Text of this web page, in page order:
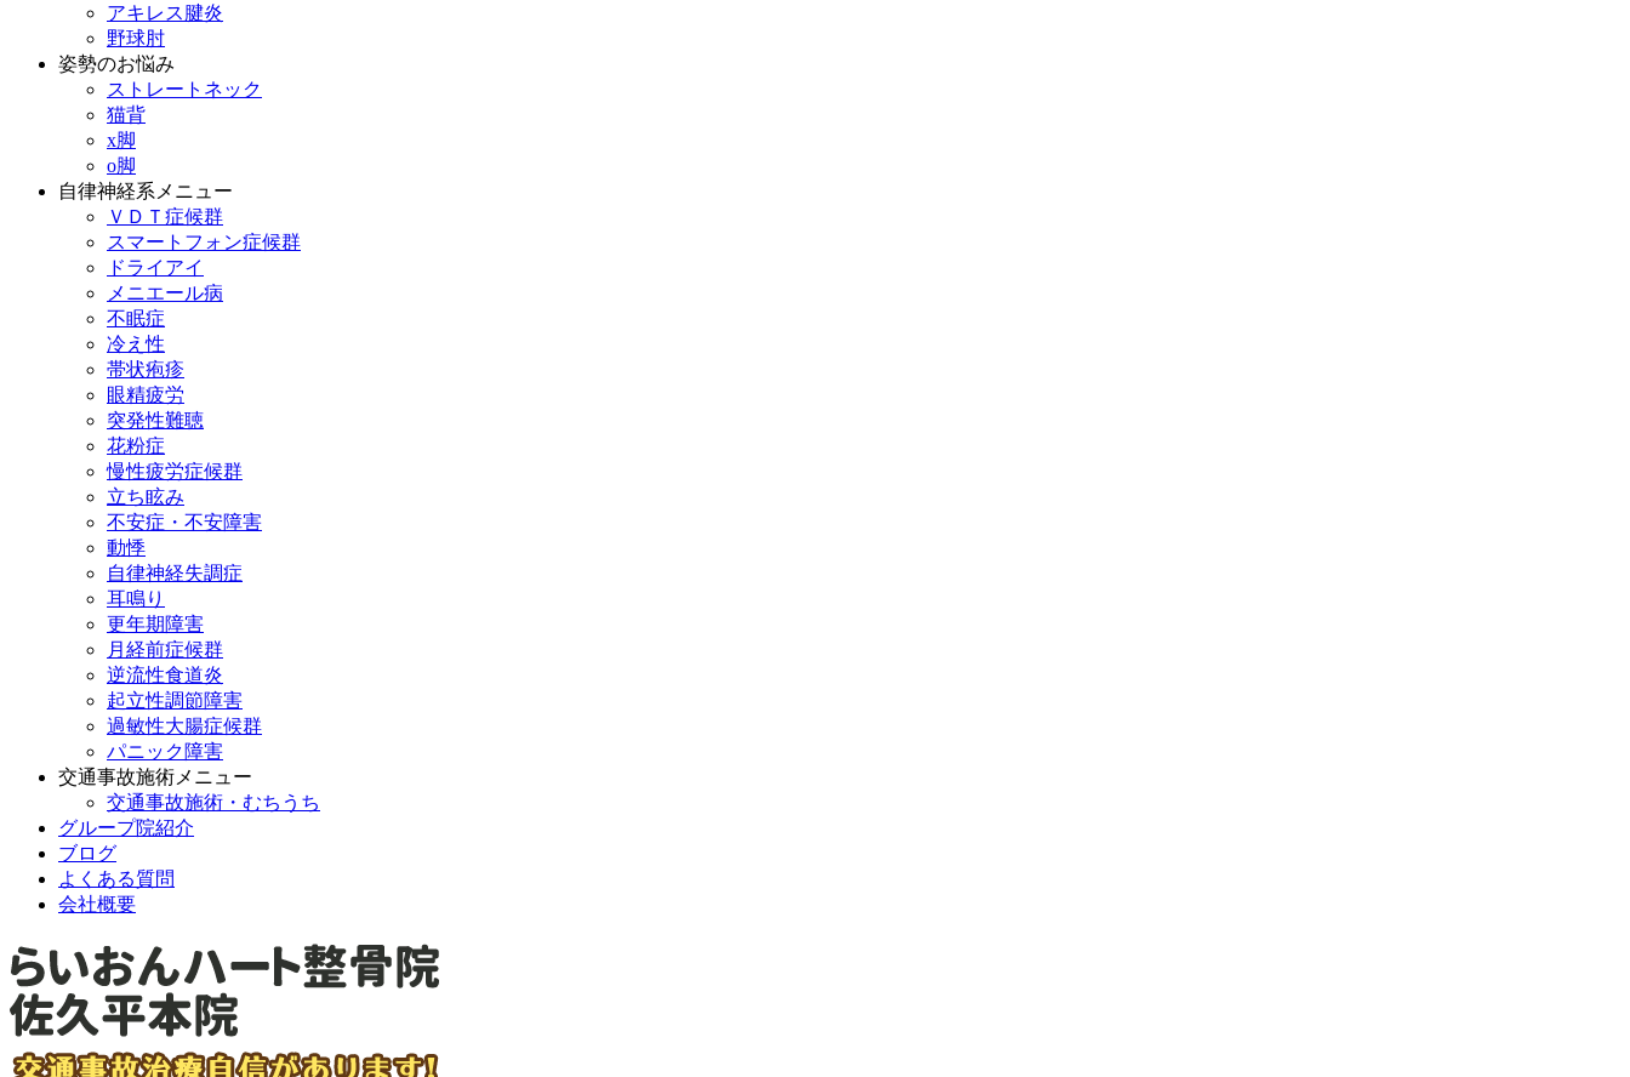
アキレス腱炎
野球肘
姿勢のお悩み
ストレートネック
猫背
x脚
o脚
自律神経系メニュー
ＶＤＴ症候群
スマートフォン症候群
ドライアイ
メニエール病
不眠症
冷え性
帯状疱疹
眼精疲労
突発性難聴
花粉症
慢性疲労症候群
立ち眩み
不安症・不安障害
動悸
自律神経失調症
耳鳴り
更年期障害
月経前症候群
逆流性食道炎
起立性調節障害
過敏性大腸症候群
パニック障害
交通事故施術メニュー
交通事故施術・むちうち
グループ院紹介
ブログ
よくある質問
会社概要